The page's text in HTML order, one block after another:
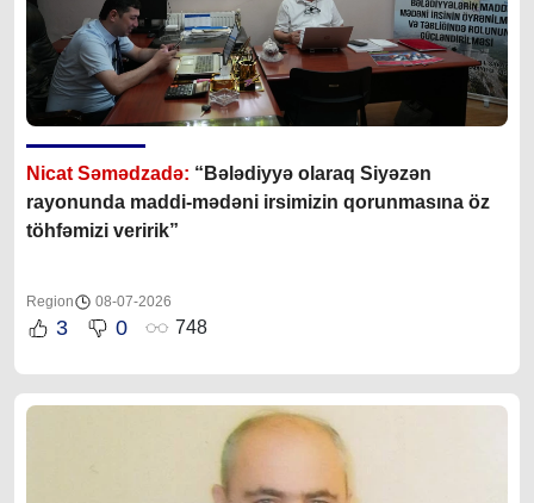
Nicat Səmədzadə: “Bələdiyyə olaraq Siyəzən
rayonunda maddi-mədəni irsimizin qorunmasına öz
töhfəmizi veririk”
Region 08-07-2026
3 0 748